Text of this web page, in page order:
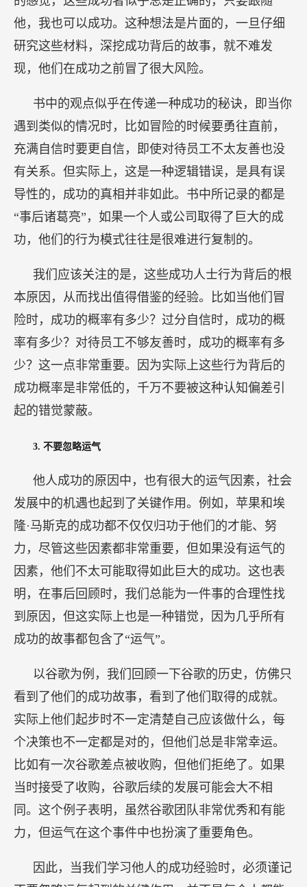
导性的，成功的真相并非如此。书中所记录的都是
“事后诸葛亮”，如果一个人或公司取得了巨大的成
功，他们的行为模式往往是很难进行复制的。
本原因，从而找出值得借鉴的经验。比如当他们冒
险时，成功的概率有多少？过分自信时，成功的概
率有多少？对待员工不够友善时，成功的概率有多
少？这一点非常重要。因为实际上这些行为背后的
成功概率是非常低的，千万不要被这种认知偏差引
起的错觉蒙蔽。
他人成功的原因中，也有很大的运气因素，社会
发展中的机遇也起到了关键作用。例如，苹果和埃
隆·马斯克的成功都不仅仅归功于他们的才能、努
力，尽管这些因素都非常重要，但如果没有运气的
因素，他们不太可能取得如此巨大的成功。这也表
明，在事后回顾时，我们总能为一件事的合理性找
成功的故事都包含了“运气”。
以谷歌为例，我们回顾一下谷歌的历史，仿佛只
看到了他们的成功故事，看到了他们取得的成就。
实际上他们起步时不一定清楚自己应该做什么，每
个决策也不一定都是对的，但他们总是非常幸运。
比如有一次谷歌差点被收购，但他们拒绝了。如果
当时接受了收购，谷歌后续的发展可能会大不相
同。这个例子表明，虽然谷歌团队非常优秀和有能
力，但运气在这个事件中也扮演了重要角色。
因此，当我们学习他人的成功经验时，必须谨记
不要忽略运气起到的关键作用。并不是每个人都能
像埃隆·马斯克那样成功，这些成功者之所以能够取
得如此巨大的成功，不仅仅因为他们做了应该做的
事情，还有天赋与运气的因素。
4.警惕过度自信
中。一方面，我们会用"事后诸葛亮" 的方式来解释发生的事情。